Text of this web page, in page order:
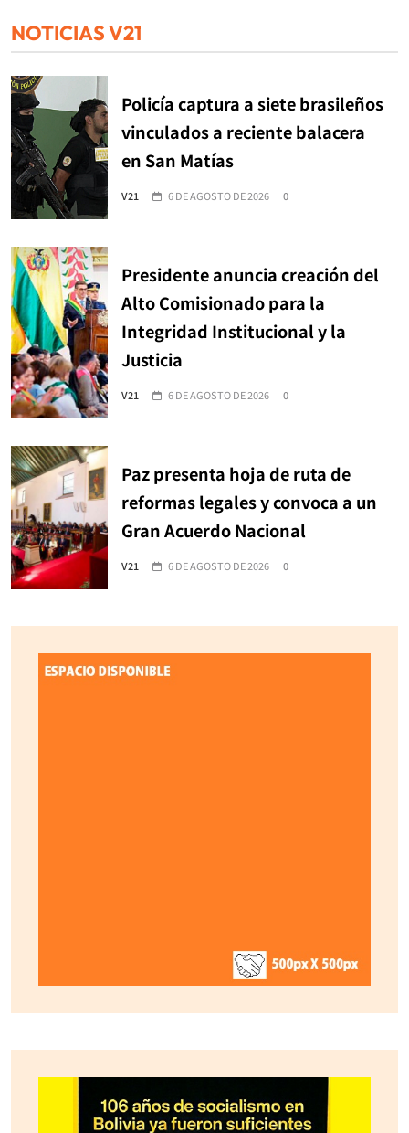
NOTICIAS V21
Policía captura a siete brasileños
vinculados a reciente balacera
en San Matías
V21 6 DE AGOSTO DE 2026 0
Presidente anuncia creación del
Alto Comisionado para la
Integridad Institucional y la
Justicia
V21 6 DE AGOSTO DE 2026 0
Paz presenta hoja de ruta de
reformas legales y convoca a un
Gran Acuerdo Nacional
V21 6 DE AGOSTO DE 2026 0